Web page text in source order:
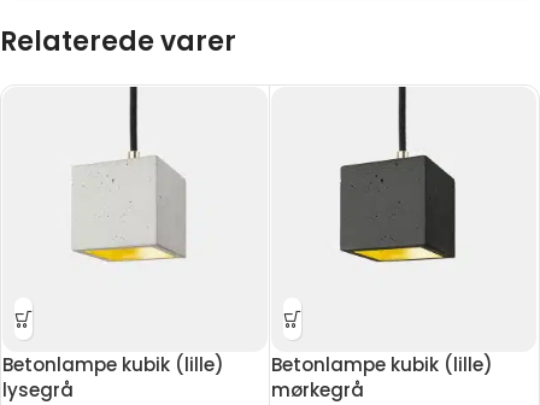
Relaterede varer
Betonlampe kubik (lille)
lysegrå
Betonlampe kubik (lille)
mørkegrå